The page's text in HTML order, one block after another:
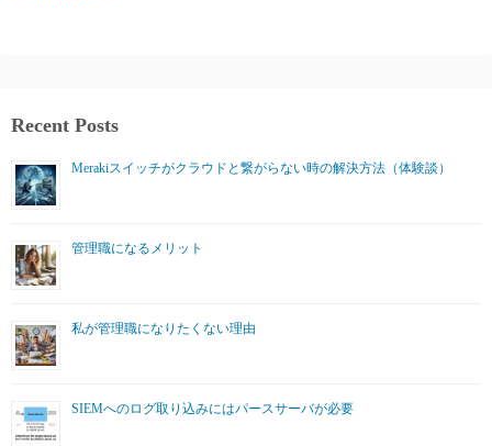
Recent Posts
Merakiスイッチがクラウドと繋がらない時の解決方法（体験談）
管理職になるメリット
私が管理職になりたくない理由
SIEMへのログ取り込みにはパースサーバが必要